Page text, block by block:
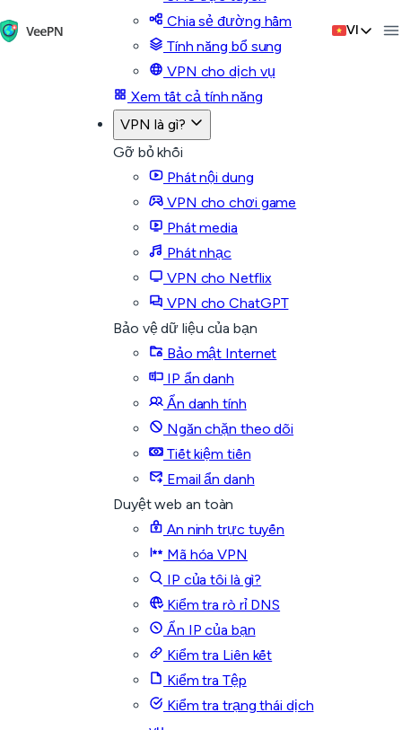
Chia sẻ đường hầm
Tính năng bổ sung
VPN cho dịch vụ
Xem tất cả tính năng
VPN là gì?
Gỡ bỏ khối
Phát nội dung
VPN cho chơi game
Phát media
Phát nhạc
VPN cho Netflix
VPN cho ChatGPT
Bảo vệ dữ liệu của bạn
Bảo mật Internet
IP ẩn danh
Ẩn danh tính
Ngăn chặn theo dõi
Tiết kiệm tiền
Email ẩn danh
Duyệt web an toàn
An ninh trực tuyến
Mã hóa VPN
IP của tôi là gì?
Kiểm tra rò rỉ DNS
Ẩn IP của bạn
Kiểm tra Liên kết
Kiểm tra Tệp
Kiểm tra trạng thái dịch
VI